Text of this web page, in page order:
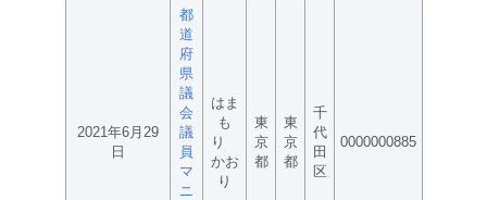
2021年6月29
日
都
道
府
県
議
会
議
員
マ
ニ
はま
も
り
かお
り
東
京
都
東
京
都
千
代
田
区
0000000885